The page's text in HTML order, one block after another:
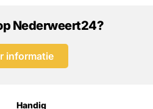
Nederweert24?
informatie
Handig